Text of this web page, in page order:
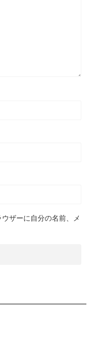
ザーに自分の名前、メ